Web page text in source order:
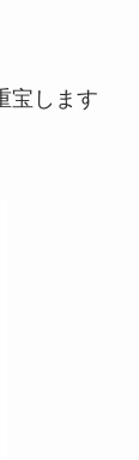
宝します